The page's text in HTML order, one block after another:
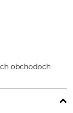
obchodoch